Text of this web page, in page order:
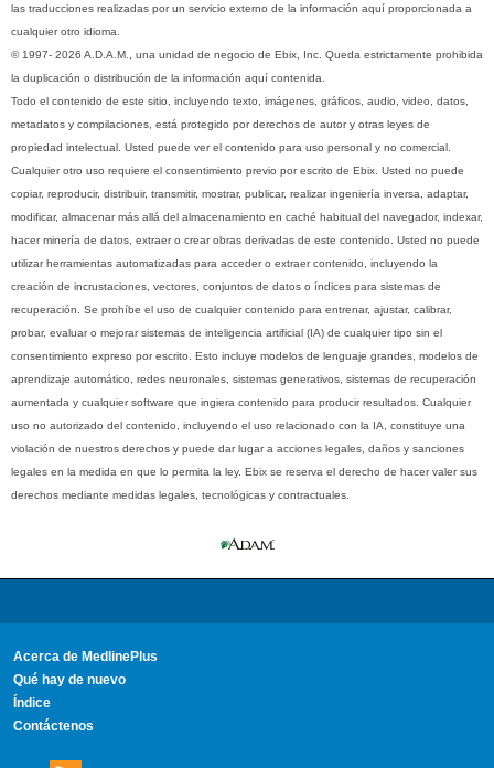
las traducciones realizadas por un servicio externo de la información aquí proporcionada a
cualquier otro idioma.
© 1997- 2026 A.D.A.M., una unidad de negocio de Ebix, Inc. Queda estrictamente prohibida
la duplicación o distribución de la información aquí contenida.
Todo el contenido de este sitio, incluyendo texto, imágenes, gráficos, audio, video, datos,
metadatos y compilaciones, está protegido por derechos de autor y otras leyes de
propiedad intelectual. Usted puede ver el contenido para uso personal y no comercial.
Cualquier otro uso requiere el consentimiento previo por escrito de Ebix. Usted no puede
copiar, reproducir, distribuir, transmitir, mostrar, publicar, realizar ingeniería inversa, adaptar,
modificar, almacenar más allá del almacenamiento en caché habitual del navegador, indexar,
hacer minería de datos, extraer o crear obras derivadas de este contenido. Usted no puede
utilizar herramientas automatizadas para acceder o extraer contenido, incluyendo la
creación de incrustaciones, vectores, conjuntos de datos o índices para sistemas de
recuperación. Se prohíbe el uso de cualquier contenido para entrenar, ajustar, calibrar,
probar, evaluar o mejorar sistemas de inteligencia artificial (IA) de cualquier tipo sin el
consentimiento expreso por escrito. Esto incluye modelos de lenguaje grandes, modelos de
aprendizaje automático, redes neuronales, sistemas generativos, sistemas de recuperación
aumentada y cualquier software que ingiera contenido para producir resultados. Cualquier
uso no autorizado del contenido, incluyendo el uso relacionado con la IA, constituye una
violación de nuestros derechos y puede dar lugar a acciones legales, daños y sanciones
legales en la medida en que lo permita la ley. Ebix se reserva el derecho de hacer valer sus
derechos mediante medidas legales, tecnológicas y contractuales.
Acerca de MedlinePlus
Qué hay de nuevo
Índice
Contáctenos